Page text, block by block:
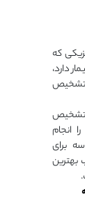
که
دارد،
تشخیص
تشخیص
انجام
برای